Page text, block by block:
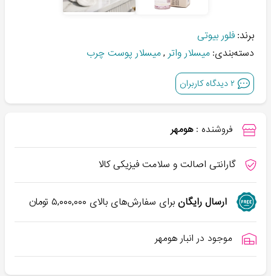
برند: فلور بیوتی
دسته‌بندی: میسلار واتر ,میسلار پوست چرب
۲دیدگاه کاربران
فروشنده : هومهر
گارانتی اصالت و سلامت فیزیکی کالا
ارسال رایگانبرای سفارش‌های بالای ۵,۰۰۰,۰۰۰تومان
موجود در انبار هومهر